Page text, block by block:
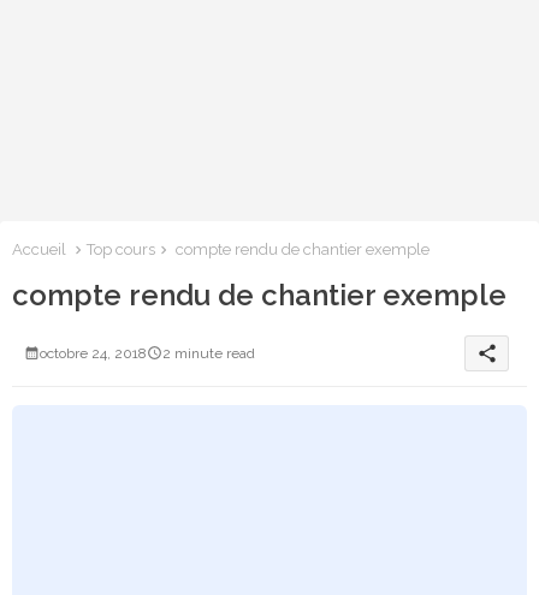
Accueil Top cours compte rendu de chantier exemple
compte rendu de chantier exemple
octobre 24, 2018 2 minute read share